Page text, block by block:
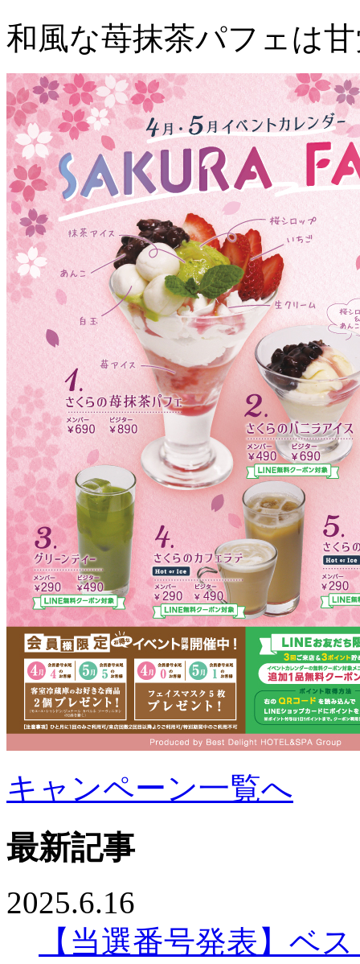
和風な苺抹茶パフェは
キャンペーン一覧へ
最新記事
2025.6.16
【当選番号発表】ベ